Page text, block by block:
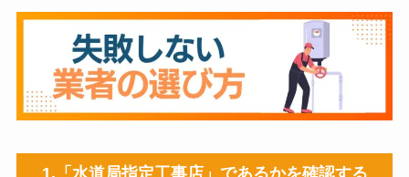
1. 「水道局指定工事店」であるかを確認する